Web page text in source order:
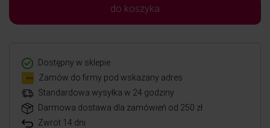
do koszyka
Dostępny w sklepie
Zamów do firmy pod wskazany adres
Standardowa wysyłka w 24 godziny
Darmowa dostawa dla zamówień od 250 zł
Zwrot 14 dni